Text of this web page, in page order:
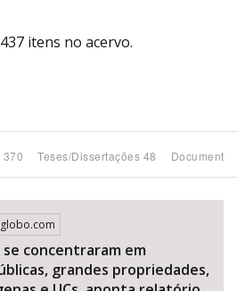
itens no acervo.
370 Teses/Dissertações 48
se concentraram em
grandes propriedades,